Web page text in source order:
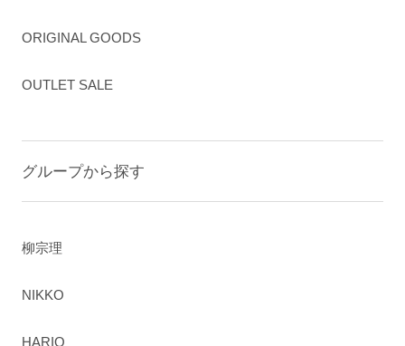
ORIGINAL GOODS
OUTLET SALE
グループから探す
柳宗理
NIKKO
HARIO